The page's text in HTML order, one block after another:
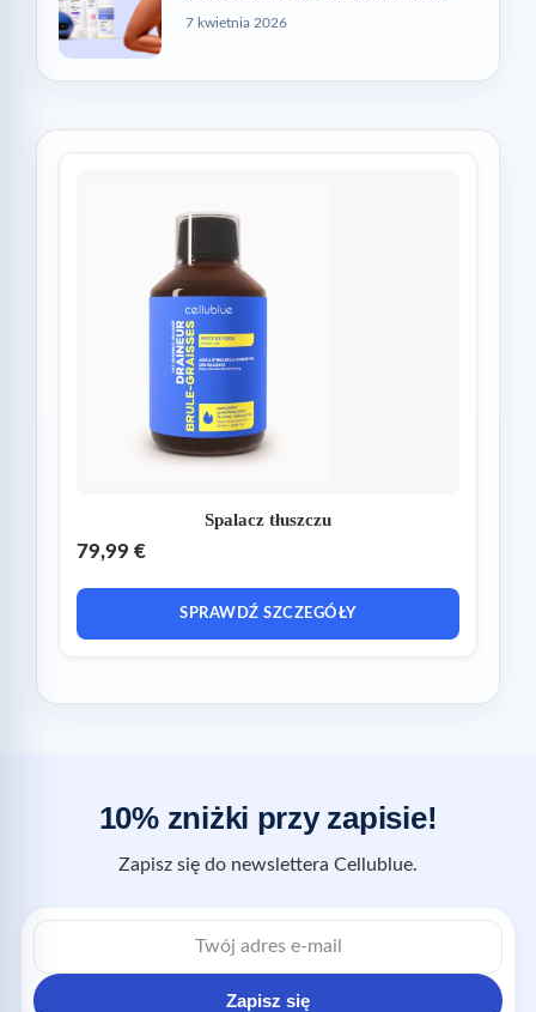
7 kwietnia 2026
Spalacz tłuszczu
79,99 €
SPRAWDŹ SZCZEGÓŁY
10% zniżki przy zapisie!
Zapisz się do newslettera Cellublue.
Zapisz się